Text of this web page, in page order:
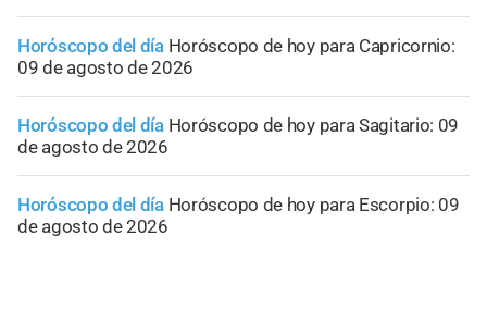
Horóscopo del día Horóscopo de hoy para Capricornio:
09 de agosto de 2026
Horóscopo del día Horóscopo de hoy para Sagitario: 09
de agosto de 2026
Horóscopo del día Horóscopo de hoy para Escorpio: 09
de agosto de 2026